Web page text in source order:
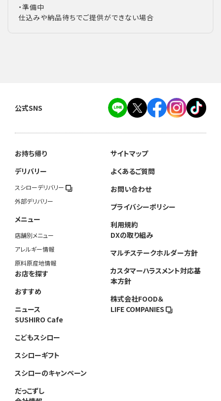
・準備中
仕込みや納品待ちでご提供ができない場合
公式SNS
お持ち帰り
デリバリー
スシローデリバリー
外部デリバリー
メニュー
店舗別メニュー
アレルギー情報
原料原産地情報
お店を探す
おすすめ
ニュース
SUSHIRO Cafe
こどもスシロー
スシローギフト
スシローのキャンペーン
だっこずし
サイトマップ
よくあるご質問
お問い合わせ
プライバシーポリシー
利用規約
DXの取り組み
マルチステークホルダー方針
カスタマーハラスメント対応基
本方針
株式会社FOOD＆
LIFE COMPANIES